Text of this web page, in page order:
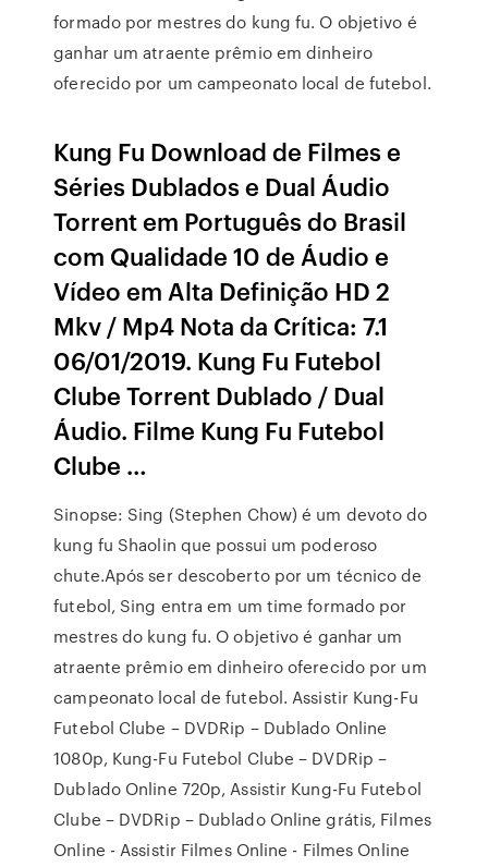
formado por mestres do kung fu. O objetivo é
ganhar um atraente prêmio em dinheiro
oferecido por um campeonato local de futebol.
Kung Fu Download de Filmes e
Séries Dublados e Dual Áudio
Torrent em Português do Brasil
com Qualidade 10 de Áudio e
Vídeo em Alta Definição HD 2
Mkv / Mp4 Nota da Crítica: 7.1
06/01/2019. Kung Fu Futebol
Clube Torrent Dublado / Dual
Áudio. Filme Kung Fu Futebol
Clube …
Sinopse: Sing (Stephen Chow) é um devoto do
kung fu Shaolin que possui um poderoso
chute.Após ser descoberto por um técnico de
futebol, Sing entra em um time formado por
mestres do kung fu. O objetivo é ganhar um
atraente prêmio em dinheiro oferecido por um
campeonato local de futebol. Assistir Kung-Fu
Futebol Clube – DVDRip – Dublado Online
1080p, Kung-Fu Futebol Clube – DVDRip –
Dublado Online 720p, Assistir Kung-Fu Futebol
Clube – DVDRip – Dublado Online grátis, Filmes
Online - Assistir Filmes Online - Filmes Online